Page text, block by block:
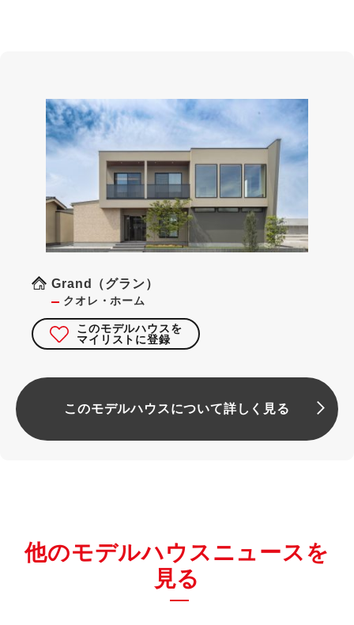
Grand（グラン）
クオレ・ホーム
このモデルハウスを
マイリストに登録
このモデルハウスについて詳しく見る
他のモデルハウスニュースを
見る